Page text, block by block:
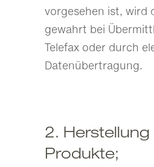
vorgesehen ist, wird
gewahrt bei
Telefax oder durch
Datenübertragung.
2. Herstellung
Produkte;